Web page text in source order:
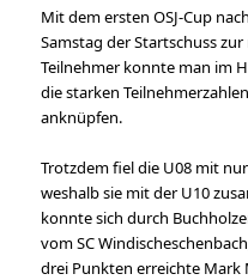
Mit dem ersten OSJ-Cup
Samstag der Startschuss
Teilnehmer konnte man im
die starken
anknüpfen.
Trotzdem fiel die U08 mit
weshalb sie mit der U10
konnte sich durch
vom SC
drei Punkten erreichte Mark